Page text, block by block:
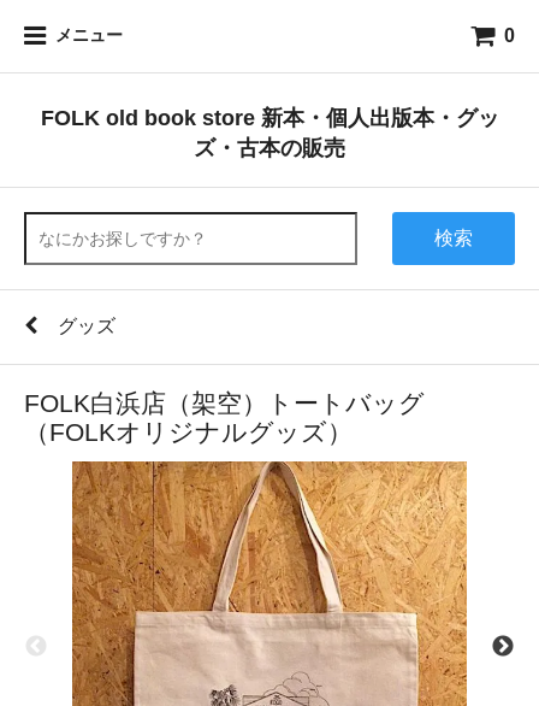
メニュー 0
FOLK old book store 新本・個人出版本・グッ
ズ・古本の販売
検索
グッズ
FOLK白浜店（架空）トートバッグ
（FOLKオリジナルグッズ）